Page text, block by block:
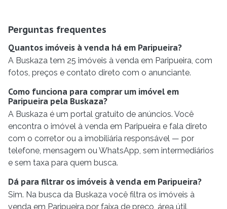
Perguntas frequentes
Quantos imóveis à venda há em Paripueira?
A Buskaza tem 25 imóveis à venda em Paripueira, com
fotos, preços e contato direto com o anunciante.
Como funciona para comprar um imóvel em
Paripueira pela Buskaza?
A Buskaza é um portal gratuito de anúncios. Você
encontra o imóvel à venda em Paripueira e fala direto
com o corretor ou a imobiliária responsável — por
telefone, mensagem ou WhatsApp, sem intermediários
e sem taxa para quem busca.
Dá para filtrar os imóveis à venda em Paripueira?
Sim. Na busca da Buskaza você filtra os imóveis à
venda em Paripueira por faixa de preço, área útil,